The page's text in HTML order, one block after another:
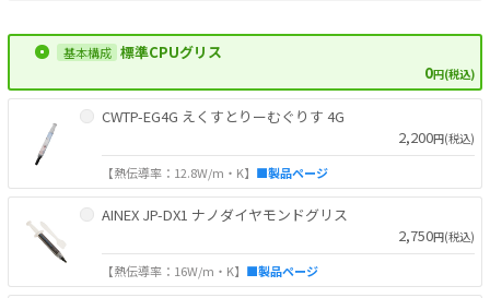
標準CPUグリス
0円(税込)
CWTP-EG4G えくすとりーむぐりす 4G
2,200円(税込)
【熱伝導率：12.8W/m・K】 ■製品ページ
AINEX JP-DX1 ナノダイヤモンドグリス
2,750円(税込)
【熱伝導率：16W/m・K】 ■製品ページ